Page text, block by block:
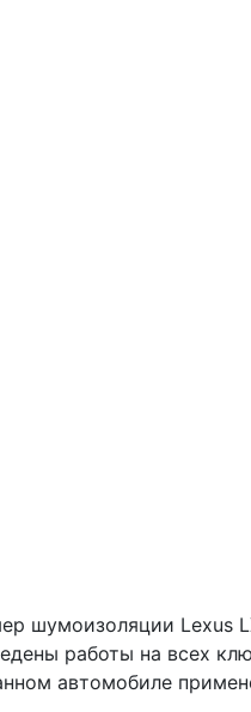
шумоизоляции Lexus
работы на всех
автомобиле